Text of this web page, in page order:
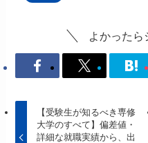
よかったら
【受験生が知るべき専修
大学のすべて】偏差値・
詳細な就職実績から、出